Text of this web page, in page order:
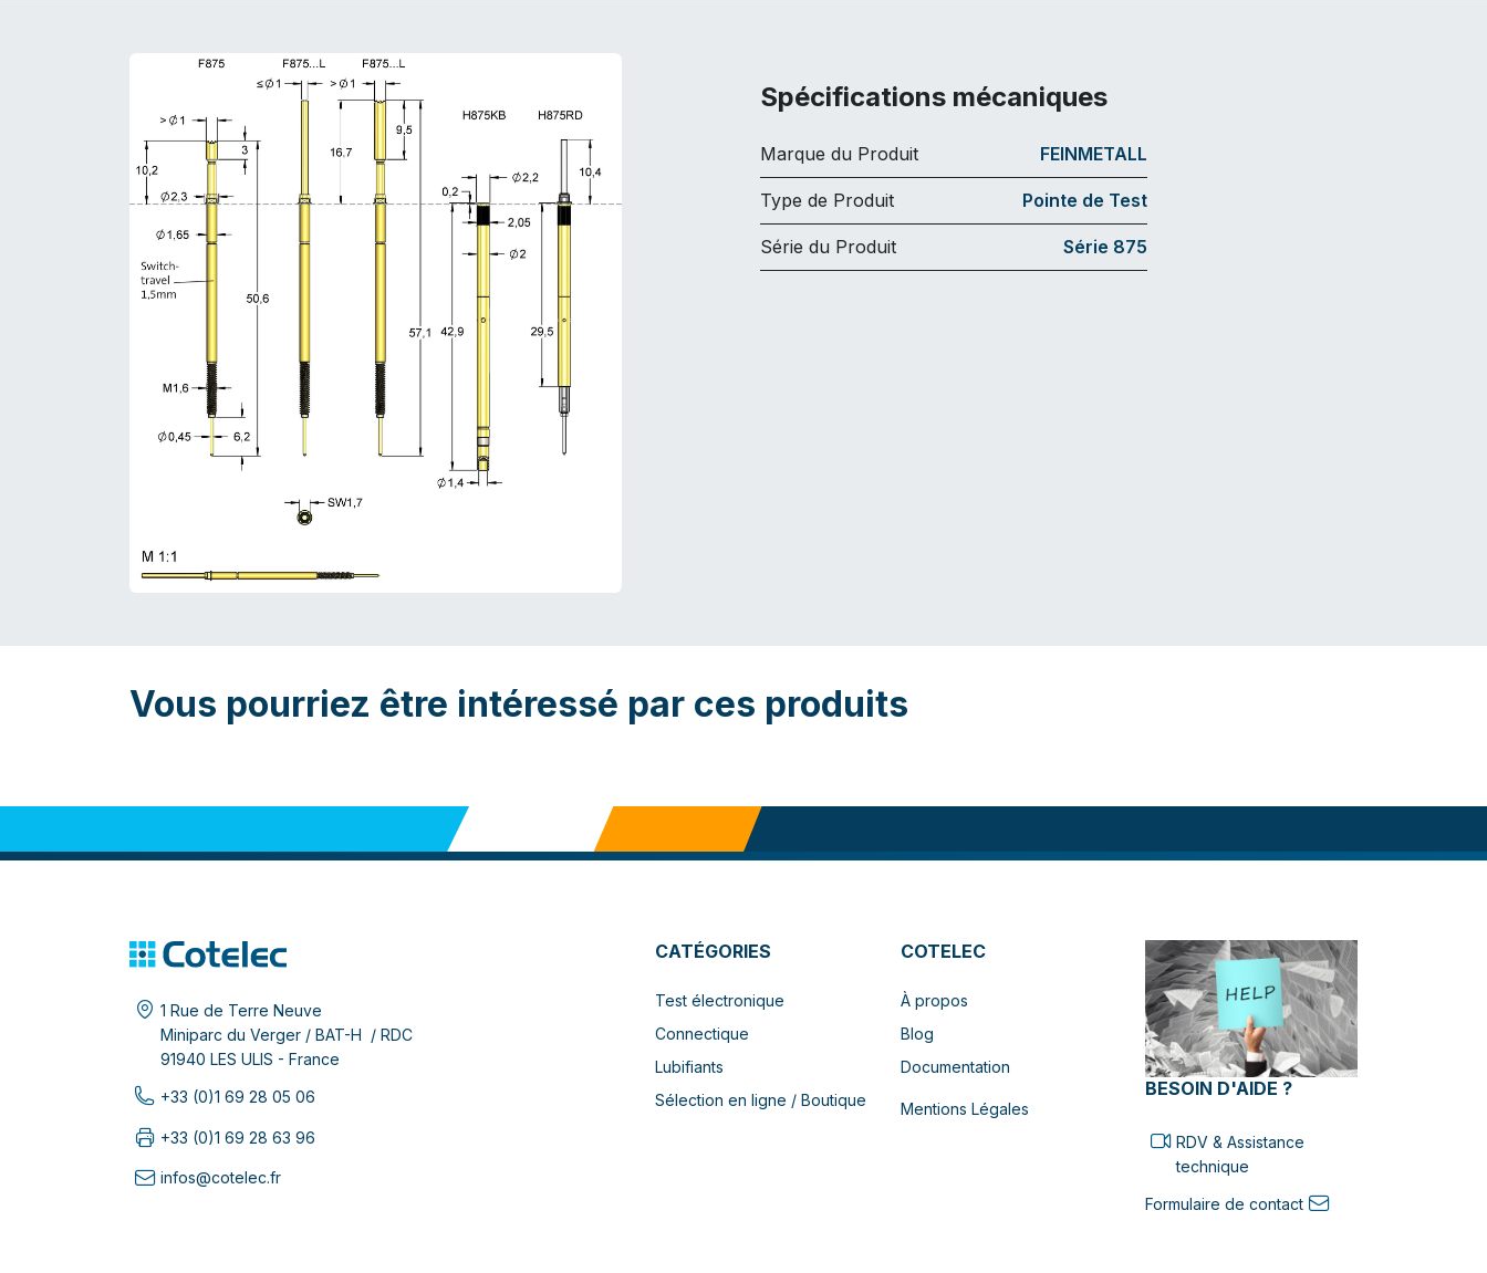
Spécifications mécaniques
Marque du Produit FEINMETALL
Type de Produit Pointe de Test
Série du Produit Série 875
Vous pourriez être intéressé par ces produits
1 Rue de Terre Neuve
Miniparc du Verger / BAT-H / RDC
91940 LES ULIS - France
+33 (0)1 69 28 05 06
+33 (0)1 69 28 63 96
infos@cotelec.fr
CATÉGORIES
Test électronique
Connectique
Lubifiants
Sélection en ligne / Boutique
COTELEC
À propos
Blog
Documentation
Mentions Légales
BESOIN D'AIDE ?
RDV & Assistance
technique
Formulaire de contact